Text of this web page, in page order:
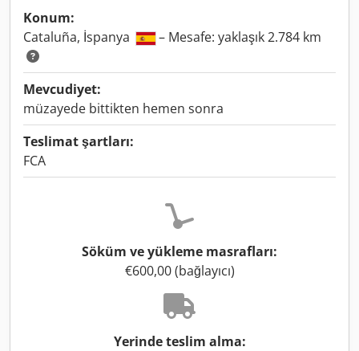
Konum:
Cataluña, İspanya
– Mesafe: yaklaşık 2.784 km
Mevcudiyet:
müzayede bittikten hemen sonra
Teslimat şartları:
FCA
Söküm ve yükleme masrafları:
€600,00 (bağlayıcı)
Yerinde teslim alma: